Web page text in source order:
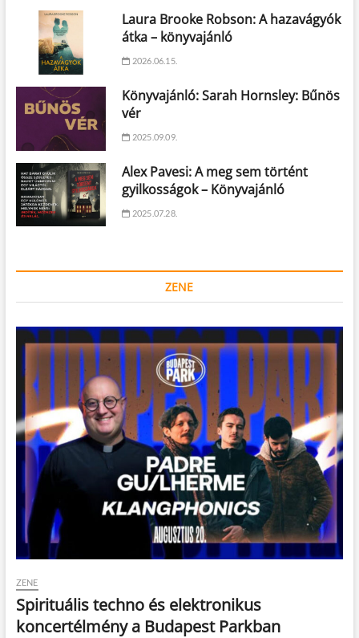
Laura Brooke Robson: A hazavágyók
átka – könyvajánló
2026.06.15.
Könyvajánló: Sarah Hornsley: Bűnös
vér
2025.09.09.
Alex Pavesi: A meg sem történt
gyilkosságok – Könyvajánló
2025.07.28.
ZENE
ZENE
Spirituális techno és elektronikus
koncertélmény a Budapest Parkban